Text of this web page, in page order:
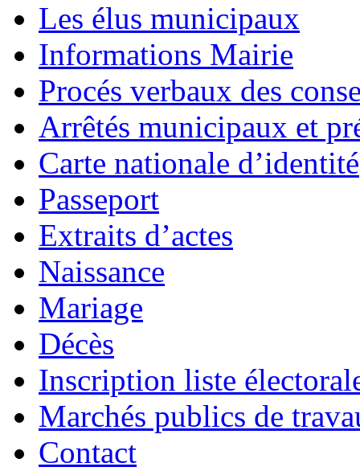
Les élus municipaux
Informations Mairie
Procés verbaux des
Arrêtés municipaux et
Carte nationale d’identité
Passeport
Extraits d’actes
Naissance
Mariage
Décès
Inscription liste
Marchés publics de
Contact